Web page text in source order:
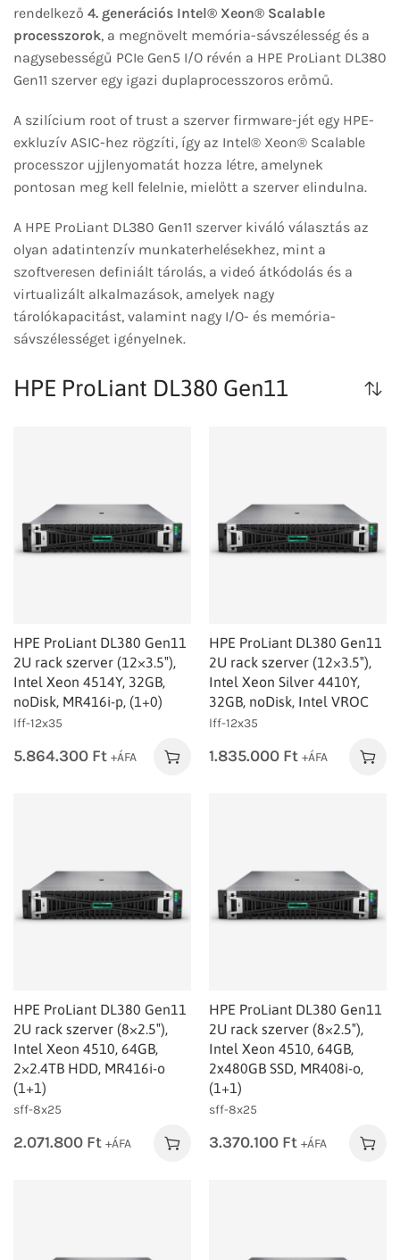
rendelkező 4. generációs Intel® Xeon® Scalable
processzorok, a megnövelt memória-sávszélesség és a
nagysebességű PCIe Gen5 I/O révén a HPE ProLiant DL380
Gen11 szerver egy igazi duplaprocesszoros erőmű.
A szilícium root of trust a szerver firmware-jét egy HPE-
exkluzív ASIC-hez rögzíti, így az Intel® Xeon® Scalable
processzor ujjlenyomatát hozza létre, amelynek
pontosan meg kell felelnie, mielőtt a szerver elindulna.
A HPE ProLiant DL380 Gen11 szerver kiváló választás az
olyan adatintenzív munkaterhelésekhez, mint a
szoftveresen definiált tárolás, a videó átkódolás és a
virtualizált alkalmazások, amelyek nagy
tárolókapacitást, valamint nagy I/O- és memória-
sávszélességet igényelnek.
HPE ProLiant DL380 Gen11
HPE ProLiant DL380 Gen11
2U rack szerver (12×3.5″),
Intel Xeon 4514Y, 32GB,
noDisk, MR416i‑p, (1+0)
lff-12x35
5.864.300 Ft +ÁFA
HPE ProLiant DL380 Gen11
2U rack szerver (12×3.5″),
Intel Xeon Silver 4410Y,
32GB, noDisk, Intel VROC
lff-12x35
1.835.000 Ft +ÁFA
HPE ProLiant DL380 Gen11
2U rack szerver (8×2.5″),
Intel Xeon 4510, 64GB,
2×2.4TB HDD, MR416i-o
(1+1)
sff-8x25
2.071.800 Ft +ÁFA
HPE ProLiant DL380 Gen11
2U rack szerver (8×2.5″),
Intel Xeon 4510, 64GB,
2x480GB SSD, MR408i-o,
(1+1)
sff-8x25
3.370.100 Ft +ÁFA